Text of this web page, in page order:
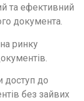
та ефективний
документа.
ринку
доступ до
без зайвих